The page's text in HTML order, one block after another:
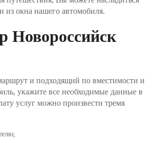
денежных средств и
для подверждения заказа и его
из окна нашего автомобиля.
Новороссийск
и подходящий по вместимости и
укажите все необходимые данные в
услуг можно произвести тремя